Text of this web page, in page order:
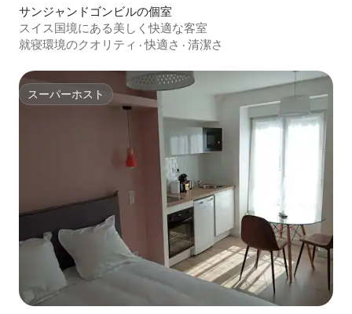
サンジャンドゴンビルの個室
スイス国境にある美しく快適な客室
就寝環境のクオリティ ·快適さ · 清潔さ
スーパーホスト
スーパーホスト